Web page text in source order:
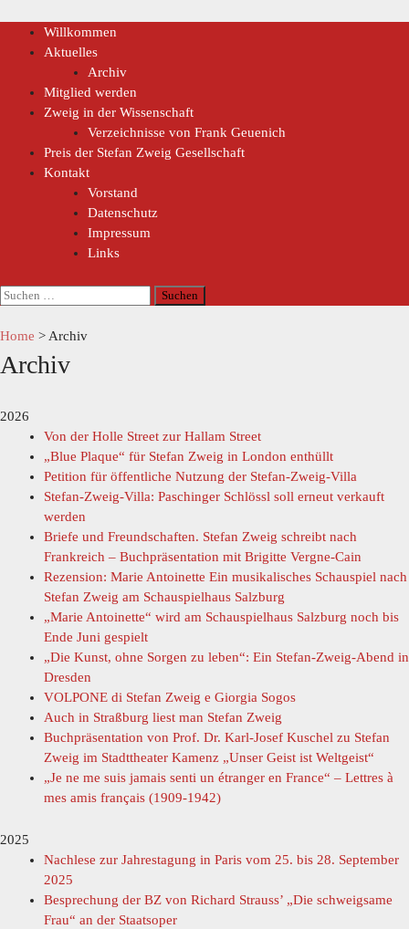
Willkommen
Aktuelles
Archiv
Mitglied werden
Zweig in der Wissenschaft
Verzeichnisse von Frank Geuenich
Preis der Stefan Zweig Gesellschaft
Kontakt
Vorstand
Datenschutz
Impressum
Links
Home > Archiv
Archiv
2026
Von der Holle Street zur Hallam Street
„Blue Plaque“ für Stefan Zweig in London enthüllt
Petition für öffentliche Nutzung der Stefan-Zweig-Villa
Stefan-Zweig-Villa: Paschinger Schlössl soll erneut verkauft
werden
Briefe und Freundschaften. Stefan Zweig schreibt nach
Frankreich – Buchpräsentation mit Brigitte Vergne-Cain
Rezension: Marie Antoinette Ein musikalisches Schauspiel nach
Stefan Zweig am Schauspielhaus Salzburg
„Marie Antoinette“ wird am Schauspielhaus Salzburg noch bis
Ende Juni gespielt
„Die Kunst, ohne Sorgen zu leben“: Ein Stefan-Zweig-Abend in
Dresden
VOLPONE di Stefan Zweig e Giorgia Sogos
Auch in Straßburg liest man Stefan Zweig
Buchpräsentation von Prof. Dr. Karl-Josef Kuschel zu Stefan
Zweig im Stadttheater Kamenz „Unser Geist ist Weltgeist“
„Je ne me suis jamais senti un étranger en France“ – Lettres à
mes amis français (1909-1942)
2025
Nachlese zur Jahrestagung in Paris vom 25. bis 28. September
2025
Besprechung der BZ von Richard Strauss’ „Die schweigsame
Frau“ an der Staatsoper